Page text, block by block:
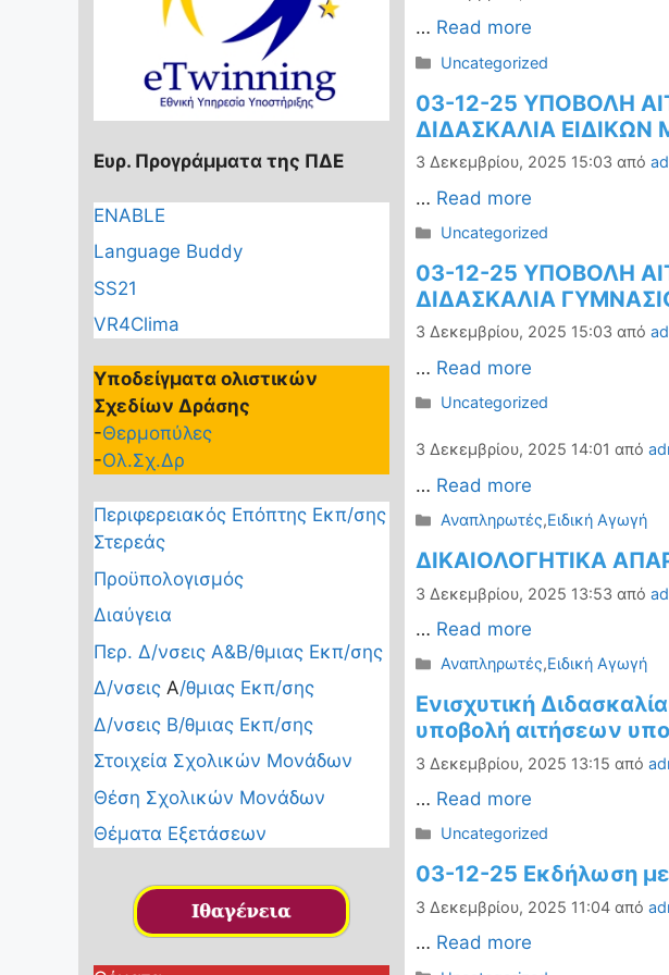
… Read more
Κατηγορίες
Uncategorized
03-12-25 ΥΠΟΒΟΛΗ
ΔΙΔΑΣΚΑΛΙΑ
3 Δεκεμβρίου, 2025 15:03 από
… Read more
Κατηγορίες
Uncategorized
03-12-25 ΥΠΟΒΟΛΗ
ΔΙΔΑΣΚΑΛΙΑ
3 Δεκεμβρίου, 2025 15:03 από
… Read more
Κατηγορίες
Uncategorized
3 Δεκεμβρίου, 2025 14:01 από
… Read more
Κατηγορίες
Αναπληρωτές,Ειδική Αγωγή
ΔΙΚΑΙΟΛΟΓΗΤΙΚΑ
3 Δεκεμβρίου, 2025 13:53 από
… Read more
Κατηγορίες
Αναπληρωτές,Ειδική Αγωγή
Ενισχυτική
υποβολή αιτήσεων
3 Δεκεμβρίου, 2025 13:15 από
… Read more
Κατηγορίες
Uncategorized
03-12-25 Εκδήλωση
3 Δεκεμβρίου, 2025 11:04 από
… Read more
Ευρ. Προγράμματα της ΠΔΕ
ENABLE
Language Buddy
SS21
VR4Clima
Υποδείγματα ολιστικών
Σχεδίων Δράσης
-Θερμοπύλες
-Ολ.Σχ.Δρ
Περιφερειακός Επόπτης Εκπ/σης
Στερεάς
Προϋπολογισμός
Διαύγεια
Περ. Δ/νσεις Α&Β/θμιας Εκπ/σης
Δ/νσεις Α/θμιας Εκπ/σης
Δ/νσεις Β/θμιας Εκπ/σης
Στοιχεία Σχολικών Μονάδων
Θέση Σχολικών Μονάδων
Θέματα Εξετάσεων